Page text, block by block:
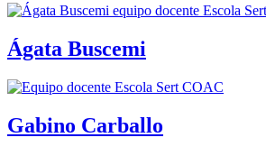
Ágata Buscemi
Gabino Carballo